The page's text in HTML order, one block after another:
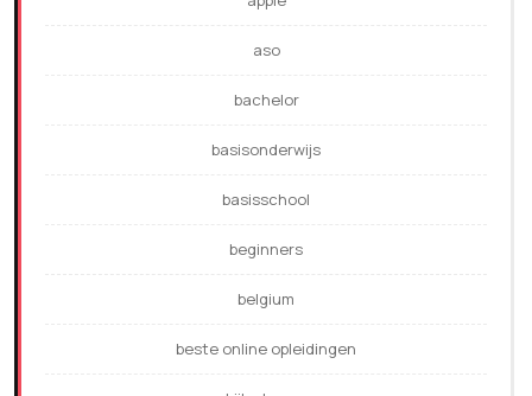
aso
bachelor
basisonderwijs
basisschool
beginners
belgium
beste online opleidingen